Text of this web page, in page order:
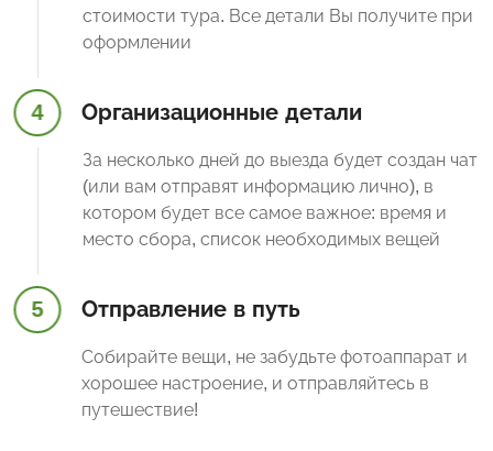
стоимости тура. Все детали Вы получите при
оформлении
4 Организационные детали
За несколько дней до выезда будет создан чат
(или вам отправят информацию лично), в
котором будет все самое важное: время и
место сбора, список необходимых вещей
5 Отправление в путь
Собирайте вещи, не забудьте фотоаппарат и
хорошее настроение, и отправляйтесь в
путешествие!